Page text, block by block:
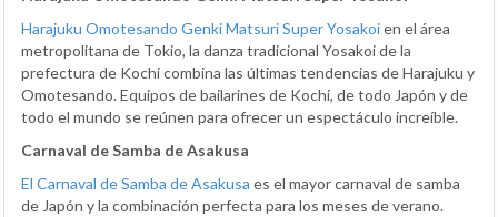
Harajuku Omotesando Genki Matsuri Super Yosakoien el área
metropolitana de Tokio, la danza tradicional Yosakoi de la
prefectura de Kochi combina las últimas tendencias de Harajuku y
Omotesando. Equipos de bailarines de Kochi, de todo Japón y de
todo el mundo se reúnen para ofrecer un espectáculo increíble.
Carnaval de Samba de Asakusa
El Carnaval de Samba de Asakusa es el mayor carnaval de samba
de Japón y la combinación perfecta para los meses de verano.